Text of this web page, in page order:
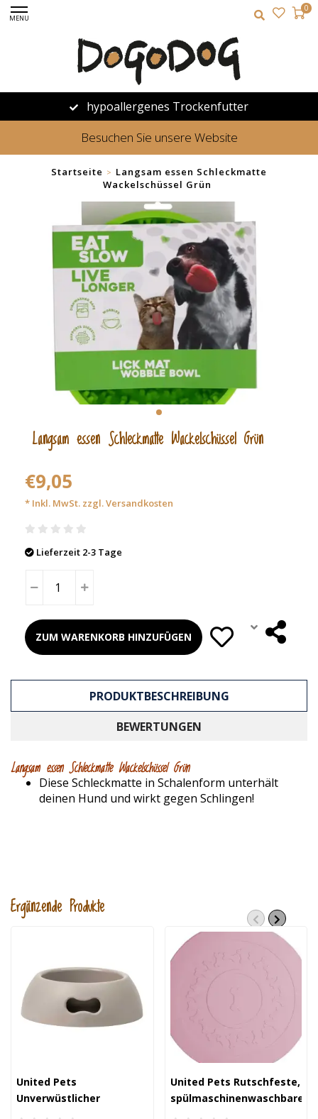
MENU
0
hypoallergenes Trockenfutter
Besuchen Sie unsere Website
Startseite > Langsam essen Schleckmatte
Wackelschüssel Grün
Langsam essen Schleckmatte Wackelschüssel Grün
€9,05
* Inkl. MwSt. zzgl.Versandkosten
Lieferzeit 2-3 Tage
ZUM WARENKORB HINZUFÜGEN
PRODUKTBESCHREIBUNG
BEWERTUNGEN
Langsam essen Schleckmatte Wackelschüssel Grün
Diese Schleckmatte in Schalenform unterhält
deinen Hund und wirkt gegen Schlingen!
Ergänzende Produkte
United Pets
Unverwüstlicher
umweltfreundlicher Napf
United Pets Rutschfeste,
spülmaschinenwaschbare
Unterwannenunterlage